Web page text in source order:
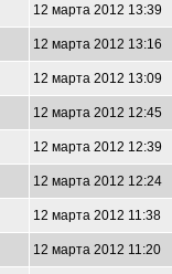
12 марта 2012 13:39
12 марта 2012 13:16
12 марта 2012 13:09
12 марта 2012 12:45
12 марта 2012 12:39
12 марта 2012 12:24
12 марта 2012 11:38
12 марта 2012 11:20